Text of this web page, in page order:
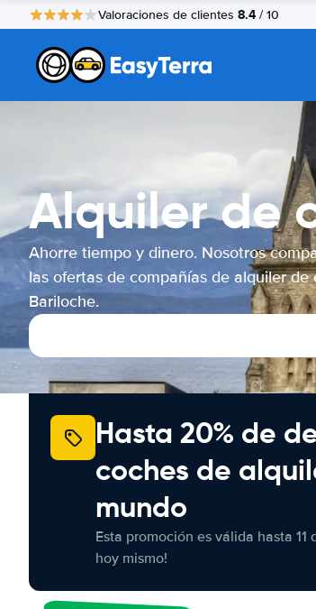
Valoraciones de clientes 8.4 / 10
Alquiler de
Ahorre tiempo y dinero. Nosotros
las ofertas de compañías de alquiler de
Bariloche.
Hasta 20% de
coches de
mundo
Esta promoción es válida hasta
hoy mismo!